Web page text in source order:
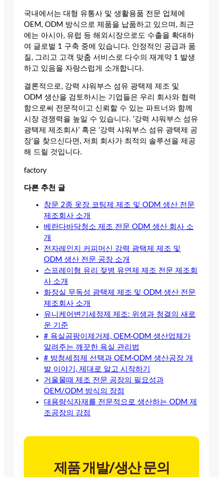
국내에서는 대형 유통사 및 생활용품 전문 업체에
OEM, ODM 방식으로 제품을 납품하고 있으며, 최근
에는 아시아, 유럽 등 해외시장으로도 수출을 확대하
여 글로벌 1 구축 중에 있습니다. 안정적인 공급과 품
질, 그리고 고객 맞춤 서비스로 다수의 재계약 1 발생
하고 있음을 자랑스럽게 소개합니다.
결론적으로, 강력 샤워부스 섬유 광택제 제조 및
ODM 생산을 검토하시는 기업들은 우리 회사와 협력
함으로써 전문적이고 신뢰할 수 있는 파트너와 함께
시장 경쟁력을 높일 수 있습니다. ‘강력 샤워부스 섬유
광택제 제조회사’ 혹은 ‘강력 샤워부스 섬유 광택제 공
장’을 찾으신다면, 저희 회사가 최적의 솔루션을 제공
해 드릴 것입니다.
factory
다른 추천 글
창문 2종 옷장 코팅제 제조 및 ODM 생산 전문
제조회사 소개
베란다바닥청소 제조 전문 ODM 생산 회사 소
개
전자레인지 커피머신 강력 광택제 제조 및
ODM 생산 전문 공장 소개
스프레이형 유리 젖병 유연제 제조 전문 제조회
사 소개
화장실 무독성 광택제 제조 및 ODM 생산 전문
제조회사 소개
유니케어변기세정제 제조: 위생과 청결의 새로
운 기준
# 욕실곰팡이제거제, OEM·ODM 생산업체가
알려주는 깨끗한 욕실 관리법
# 방청세정제 선택과 OEM·ODM 생산공장 개
발 이야기, 제대로 알고 시작하기
거울물때 제조 전문 공장의 필요성과
OEM/ODM 방식의 장점
대용량식자재를 전문적으로 생산하는 ODM 제
조공장의 강점
제품 개발/생산 문의